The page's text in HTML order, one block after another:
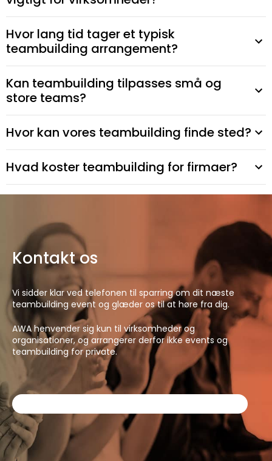
Hvor lang tid tager et typisk
teambuilding arrangement?
Kan teambuilding tilpasses små og
store teams?
Hvor kan vores teambuilding finde sted?
Hvad koster teambuilding for firmaer?
Kontakt os
Vi sidder klar ved telefonen til sparring om dit næste
teambuilding event og glæder os til at høre fra dig.
AWA henvender sig kun til virksomheder og
organisationer, og arrangerer derfor ikke events og
teambuilding for private.